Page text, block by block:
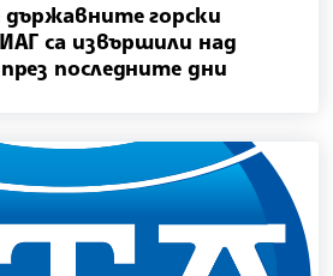
горски
са извършили над
последните дни